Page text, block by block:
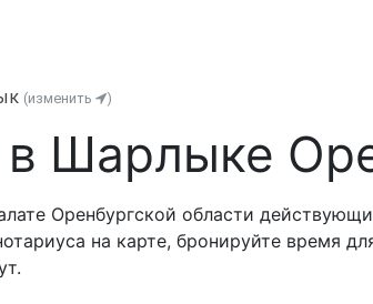
(изменить )
Шарлыке
Оренбургской области
на карте, бронируйте время